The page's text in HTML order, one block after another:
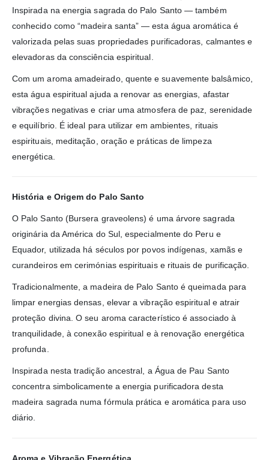
Inspirada na energia sagrada do Palo Santo — também
conhecido como “madeira santa” — esta água aromática é
valorizada pelas suas propriedades purificadoras, calmantes e
elevadoras da consciência espiritual.
Com um aroma amadeirado, quente e suavemente balsâmico,
esta água espiritual ajuda a renovar as energias, afastar
vibrações negativas e criar uma atmosfera de paz, serenidade
e equilíbrio. É ideal para utilizar em ambientes, rituais
espirituais, meditação, oração e práticas de limpeza
energética.
História e Origem do Palo Santo
O Palo Santo (Bursera graveolens) é uma árvore sagrada
originária da América do Sul, especialmente do Peru e
Equador, utilizada há séculos por povos indígenas, xamãs e
curandeiros em cerimónias espirituais e rituais de purificação.
Tradicionalmente, a madeira de Palo Santo é queimada para
limpar energias densas, elevar a vibração espiritual e atrair
proteção divina. O seu aroma característico é associado à
tranquilidade, à conexão espiritual e à renovação energética
profunda.
Inspirada nesta tradição ancestral, a Água de Pau Santo
concentra simbolicamente a energia purificadora desta
madeira sagrada numa fórmula prática e aromática para uso
diário.